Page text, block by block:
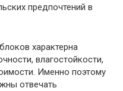
предпочтений в
характерна
влагостойкости,
Именно поэтому
отвечать